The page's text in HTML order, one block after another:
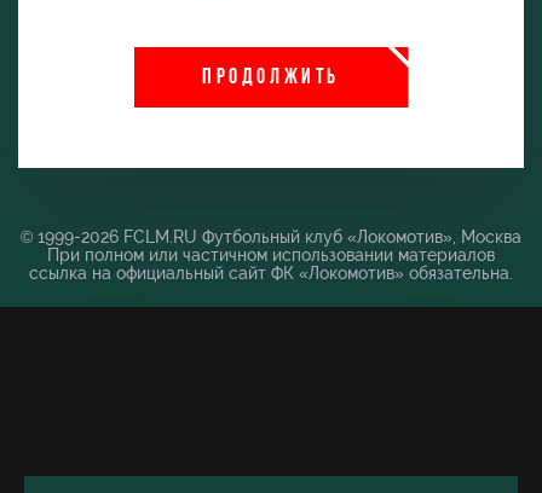
ПРОДОЛЖИТЬ
© 1999-2026 FCLM.RU Футбольный клуб «Локомотив», Москва
При полном или частичном использовании материалов
ссылка на официальный сайт ФК «Локомотив» обязательна.